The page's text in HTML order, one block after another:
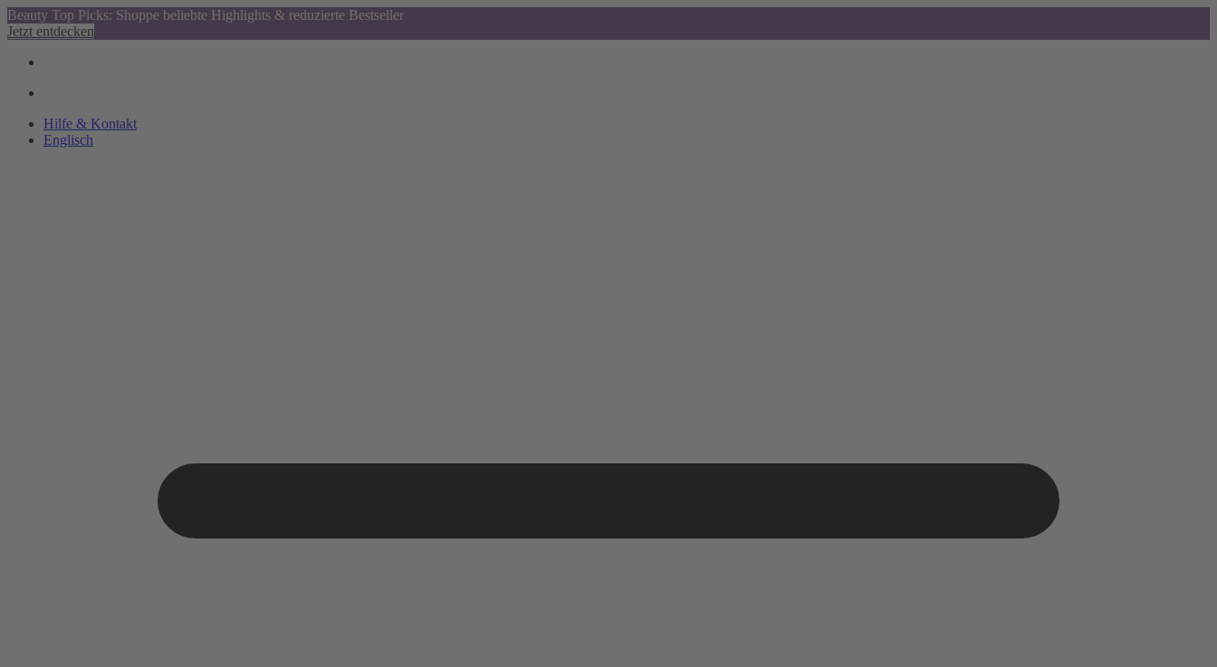
Beauty Top Picks: Shoppe beliebte Highlights & reduzierte Bestseller
Jetzt entdecken
Hilfe & Kontakt
Englisch